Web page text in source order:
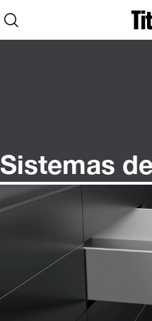
Home
Open search
Sistemas